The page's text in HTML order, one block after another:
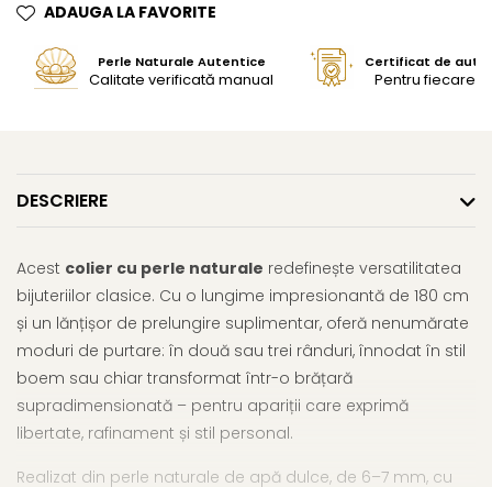
ADAUGA LA FAVORITE
Perle Naturale Autentice
Calitate verificată manual
Certificat de
Pentru fiecare
DESCRIERE
Acest colier cu perle naturale redefinește versatilitatea
bijuteriilor clasice. Cu o lungime impresionantă de 180 cm
și un lănțișor de prelungire suplimentar, oferă nenumărate
moduri de purtare: în două sau trei rânduri, înnodat în stil
boem sau chiar transformat într-o brățară
supradimensionată – pentru apariții care exprimă
libertate, rafinament și stil personal.
Realizat din perle naturale de apă dulce, de 6–7 mm, cu